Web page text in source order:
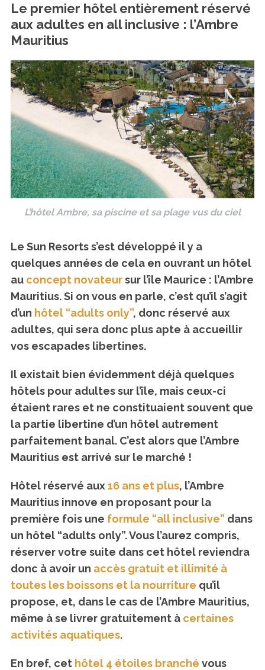
Le premier hôtel entièrement réservé
aux adultes en all inclusive : l’Ambre
Mauritius
L’hôtel Ambre, sa piscine et sa plage vus du ciel
Le Sun Resorts s’est développé il y a
quelques années de cela en ouvrant un hôtel
au concept novateursur l’île Maurice : l’Ambre
Mauritius. Si on vous en parle, c’est qu’il s’agit
d’un hôtel “adults only”, donc réservé aux
adultes, qui sera donc plus apte à accueillir
vos escapades libertines.
Il existait bien évidemment déjà quelques
hôtels pour adultes sur l’île, mais ceux-ci
étaient rares et ne constituaient souvent que
la partie libertine d’un hôtel autrement
parfaitement banal. C’est alors que l’Ambre
Mauritius est arrivé sur le marché !
Hôtel réservé aux16 ans et plus, l’Ambre
Mauritius innove en proposant pour la
première fois une formule “all inclusive” dans
un hôtel “adults only”. Vous l’aurez compris,
réserver votre suite dans cet hôtel reviendra
donc à avoir un accès gratuit et illimité à
toutes les boissons et la nourriture qu’il
propose, et, dans le cas de l’Ambre Mauritius,
même à se livrer gratuitement à certaines
activités aquatiques.
En bref, cet hôtel 4 étoiles branché vous
e
a
r
c
f